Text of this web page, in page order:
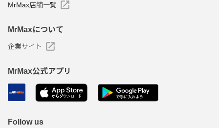
MrMax店舗一覧
MrMaxについて
企業サイト
MrMax公式アプリ
Follow us